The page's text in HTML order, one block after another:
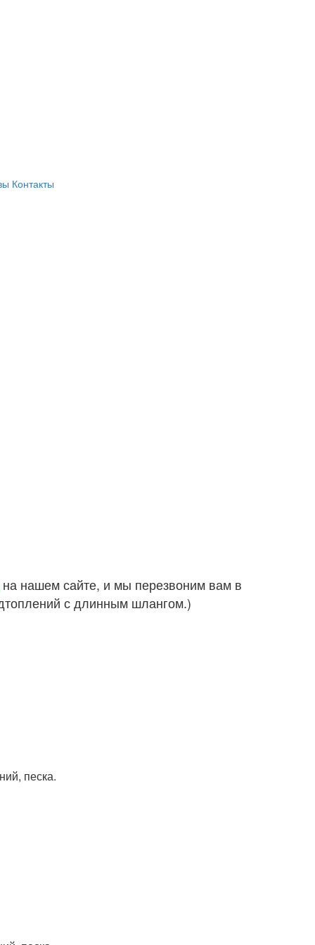
Контакты
на нашем сайте, и мы перезвоним вам в
с длинным шлангом.)
песка.